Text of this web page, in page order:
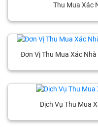
Thu Mua Xác
Đơn Vị Thu Mua Xác Nhà
Dịch Vụ Thu Mua